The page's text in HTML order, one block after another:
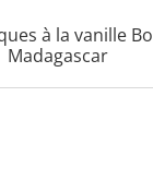
à la vanille
Madagascar